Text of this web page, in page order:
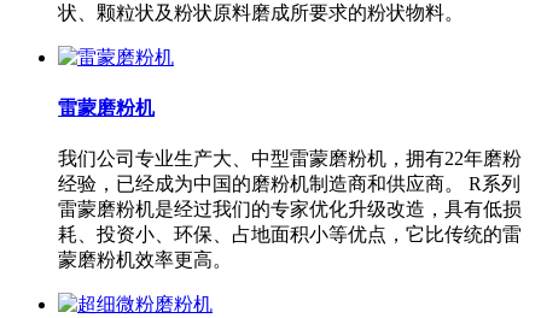
状、颗粒状及粉状原料磨成所要求的粉状物料。
雷蒙磨粉机
我们公司专业生产大、中型雷蒙磨粉机，拥有22年磨粉
经验，已经成为中国的磨粉机制造商和供应商。 R系列
雷蒙磨粉机是经过我们的专家优化升级改造，具有低损
耗、投资小、环保、占地面积小等优点，它比传统的雷
蒙磨粉机效率更高。